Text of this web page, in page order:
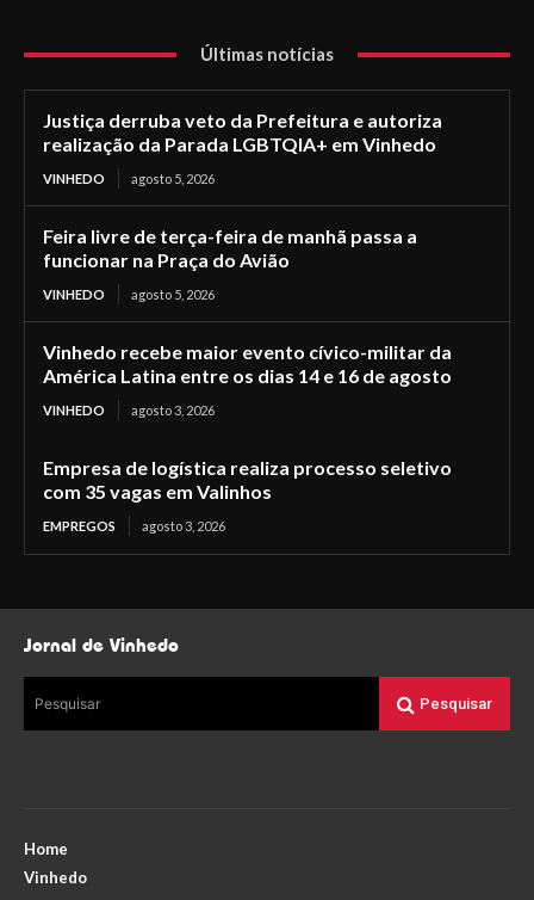
Últimas notícias
Justiça derruba veto da Prefeitura e autoriza
realização da Parada LGBTQIA+ em Vinhedo
VINHEDO agosto 5, 2026
Feira livre de terça-feira de manhã passa a
funcionar na Praça do Avião
VINHEDO agosto 5, 2026
Vinhedo recebe maior evento cívico-militar da
América Latina entre os dias 14 e 16 de agosto
VINHEDO agosto 3, 2026
Empresa de logística realiza processo seletivo
com 35 vagas em Valinhos
EMPREGOS agosto 3, 2026
Jornal de Vinhedo
Pesquisar Pesquisar
Home
Vinhedo